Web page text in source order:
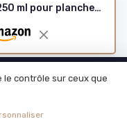
Huile minérale alimentaire 250 ml pour planches à découper
2026
le contrôle sur ceux que